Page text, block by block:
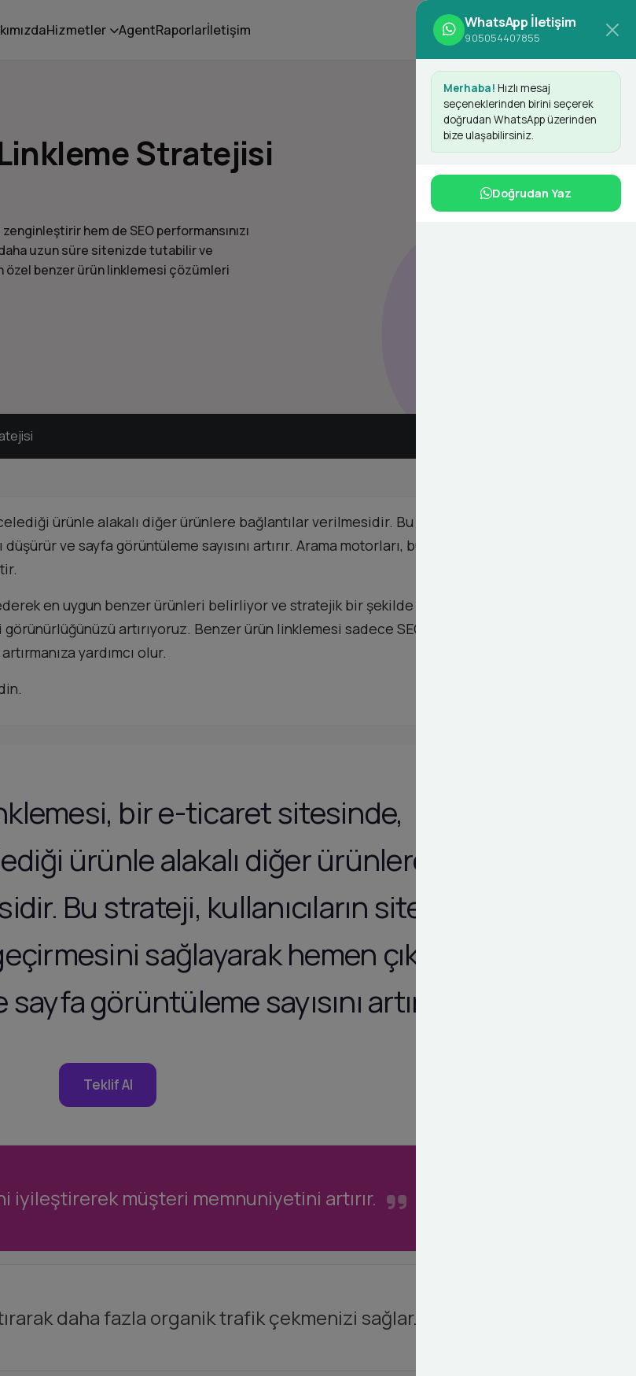
Hizmetler AgentRaporlarİletişim Giriş Yap Kayıt Ol
Stratejisi
hem de SEO performansınızı
uzun süre sitenizde tutabilir ve
özel benzer ürün linklemesi çözümleri
d
ürünle alakalı diğer ürünlere bağlantılar verilmesidir. Bu strateji, kullanıcıların sitede
ve sayfa görüntüleme sayısını artırır. Arama motorları, bu tür olumlu kullanıcı
en uygun benzer ürünleri belirliyor ve stratejik bir şekilde linkliyoruz. Bu sayede hem
artırıyoruz. Benzer ürün linklemesi sadece SEO için değil, aynı zamanda
yardımcı olur.
bir e-ticaret sitesinde,
ürünle alakalı diğer ürünlere
Bu strateji, kullanıcıların sitede
sağlayarak hemen çıkma
görüntüleme sayısını artırır.
Teklif Al
iyileştirerek müşteri memnuniyetini artırır.
daha fazla organik trafik çekmenizi sağlar.
WhatsApp İletişim
905054407855
Merhaba! Hızlı mesaj
seçeneklerinden birini seçerek
doğrudan WhatsApp üzerinden
bize ulaşabilirsiniz.
Doğrudan Yaz